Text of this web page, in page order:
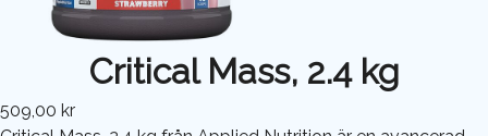
Critical Mass, 2.4 kg
509,00 kr